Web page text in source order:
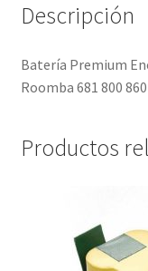
Descripción
Batería Premium
Roomba 681 800
Productos